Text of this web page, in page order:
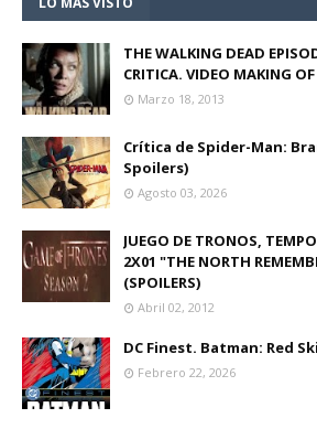
THE WALKING DEAD
CRITICA. VIDEO MAKING
Marzo 18, 2013
Crítica de Spider-Man:
Spoilers)
Agosto 03, 2026
JUEGO DE TRONOS,
2X01 "THE NORTH
(SPOILERS)
Abril 02, 2012
DC Finest. Batman: Red
Febrero 22, 2026